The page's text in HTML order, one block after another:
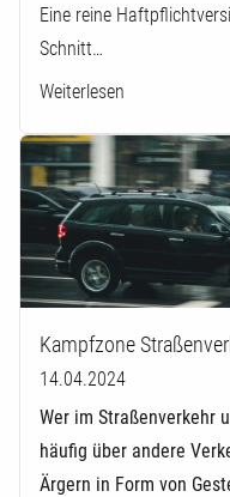
Eine reine
Schnitt…
Weiterlesen
Kampfzone
14.04.2024
Wer im Straßenverkehr
häufig über andere
Ärgern in Form von